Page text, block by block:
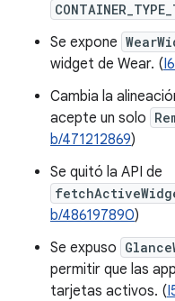
Se expone
widget de Wear. (
Cambia la
acepte un solo
b/471212869)
Se quitó la API de
b/486197890)
Se expuso
permitir que las
tarjetas activos. (